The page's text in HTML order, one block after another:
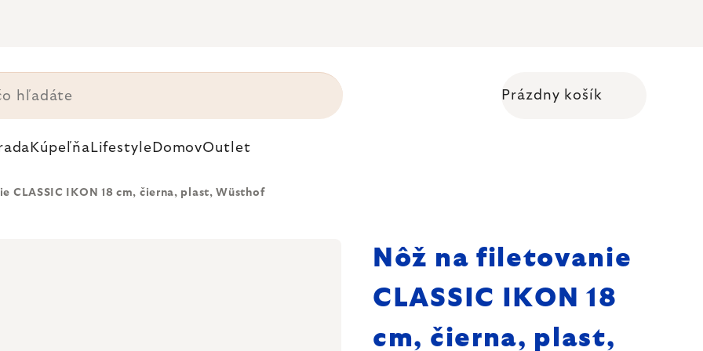
Prázdny košík
Kúpeľňa Lifestyle DomovOutlet
CLASSIC IKON 18 cm, čierna, plast, Wüsthof
Nôž na filetovanie
CLASSIC IKON 18
cm, čierna, plast,